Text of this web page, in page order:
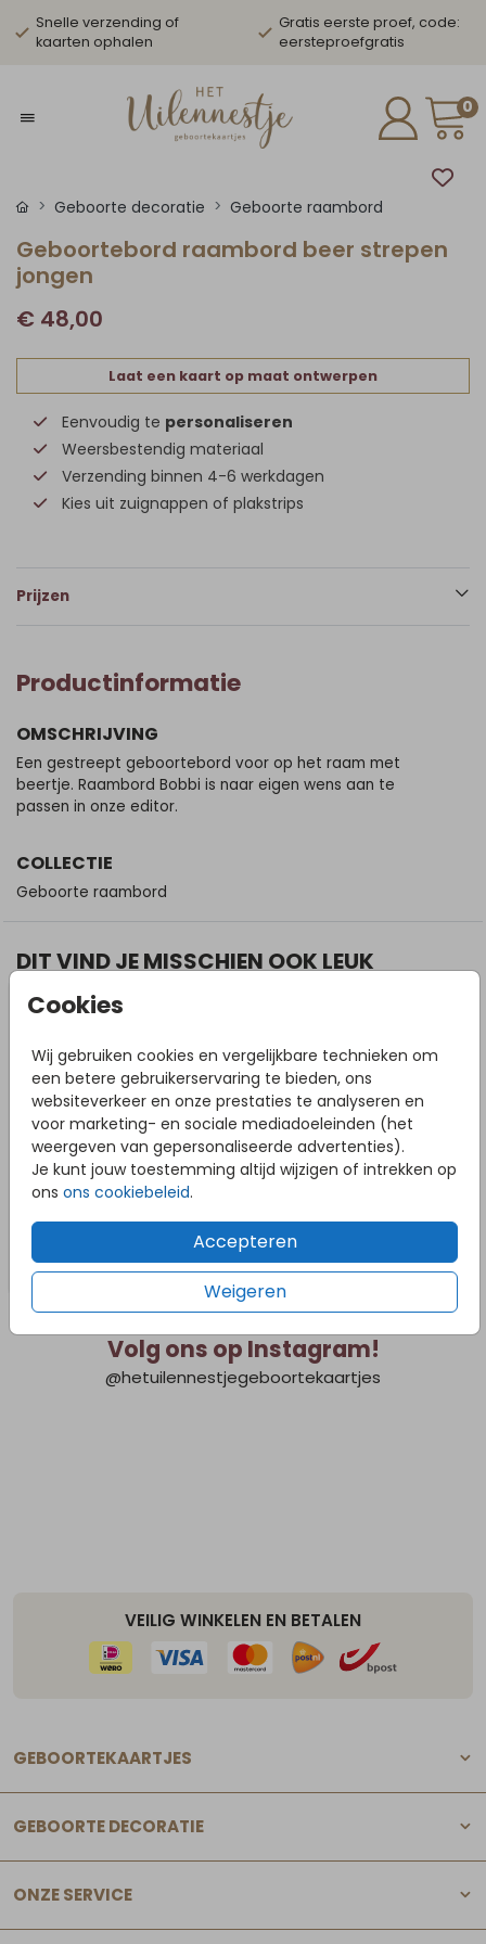
Snelle verzending of
kaarten ophalen
Gratis eerste proef, code:
eersteproefgratis
0
Cookies
Wij gebruiken cookies en vergelijkbare technieken om
een betere gebruikerservaring te bieden, ons
websiteverkeer en onze prestaties te analyseren en
voor marketing- en sociale mediadoeleinden (het
weergeven van gepersonaliseerde advertenties).
Je kunt jouw toestemming altijd wijzigen of intrekken op
ons ons cookiebeleid.
Accepteren
Weigeren
Geboorte decoratie Geboorte raambord
Geboortebord raambord beer strepen
jongen
€ 48,00
Laat een kaart op maat ontwerpen
Eenvoudig te personaliseren
Weersbestendig materiaal
Verzending binnen 4-6 werkdagen
Kies uit zuignappen of plakstrips
Prijzen
Productinformatie
OMSCHRIJVING
Een gestreept geboortebord voor op het raam met
beertje. Raambord Bobbi is naar eigen wens aan te
passen in onze editor.
COLLECTIE
Geboorte raambord
DIT VIND JE MISSCHIEN OOK LEUK
Volg ons op Instagram!
@hetuilennestjegeboortekaartjes
VEILIG WINKELEN EN BETALEN
GEBOORTEKAARTJES
GEBOORTE DECORATIE
ONZE SERVICE